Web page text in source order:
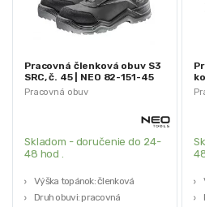
Pracovná obuv
Pracovná členková obuv S3
SRC, č. 45 | NEO 82-151-45
Skladom - doručenie do 24-
48 hod .
Výška topánok: členková
Druh obuvi: pracovná